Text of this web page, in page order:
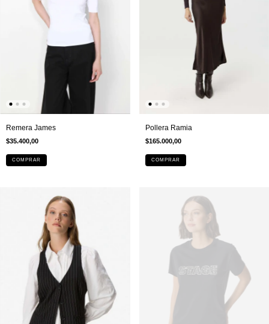
Remera James
$35.400,00
COMPRAR
Pollera Ramia
$165.000,00
COMPRAR